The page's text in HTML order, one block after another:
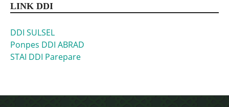
LINK DDI
DDI SULSEL
Ponpes DDI ABRAD
STAI DDI Parepare